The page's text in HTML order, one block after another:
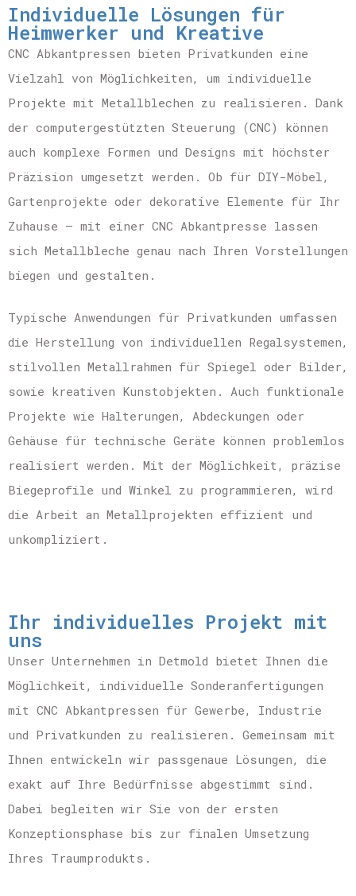
Individuelle Lösungen für
Heimwerker und Kreative
CNC Abkantpressen bieten Privatkunden eine
Vielzahl von Möglichkeiten, um individuelle
Projekte mit Metallblechen zu realisieren. Dank
der computergestützten Steuerung (CNC) können
auch komplexe Formen und Designs mit höchster
Präzision umgesetzt werden. Ob für DIY-Möbel,
Gartenprojekte oder dekorative Elemente für Ihr
Zuhause – mit einer CNC Abkantpresse lassen
sich Metallbleche genau nach Ihren Vorstellungen
biegen und gestalten.
Typische Anwendungen für Privatkunden umfassen
die Herstellung von individuellen Regalsystemen,
stilvollen Metallrahmen für Spiegel oder Bilder,
sowie kreativen Kunstobjekten. Auch funktionale
Projekte wie Halterungen, Abdeckungen oder
Gehäuse für technische Geräte können problemlos
realisiert werden. Mit der Möglichkeit, präzise
Biegeprofile und Winkel zu programmieren, wird
die Arbeit an Metallprojekten effizient und
unkompliziert.
Ihr individuelles Projekt mit
uns
Unser Unternehmen in Detmold bietet Ihnen die
Möglichkeit, individuelle Sonderanfertigungen
mit CNC Abkantpressen für Gewerbe, Industrie
und Privatkunden zu realisieren. Gemeinsam mit
Ihnen entwickeln wir passgenaue Lösungen, die
exakt auf Ihre Bedürfnisse abgestimmt sind.
Dabei begleiten wir Sie von der ersten
Konzeptionsphase bis zur finalen Umsetzung
Ihres Traumprodukts.